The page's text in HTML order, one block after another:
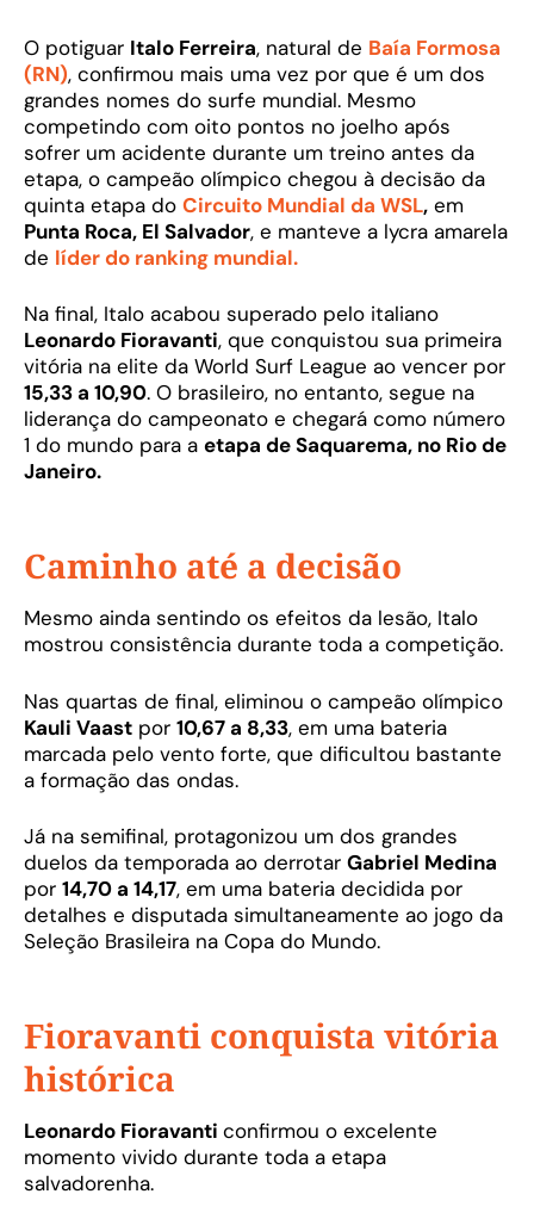
O potiguar Italo Ferreira, natural de Baía Formosa
(RN), confirmou mais uma vez por que é um dos
grandes nomes do surfe mundial. Mesmo
competindo com oito pontos no joelho após
sofrer um acidente durante um treino antes da
etapa, o campeão olímpico chegou à decisão da
quinta etapa do Circuito Mundial da WSL, em
Punta Roca, El Salvador, e manteve a lycra amarela
de líder do ranking mundial.
Na final, Italo acabou superado pelo italiano
Leonardo Fioravanti, que conquistou sua primeira
vitória na elite da World Surf League ao vencer por
15,33 a 10,90. O brasileiro, no entanto, segue na
liderança do campeonato e chegará como número
1 do mundo para a etapa de Saquarema, no Rio de
Janeiro.
Caminho até a decisão
Mesmo ainda sentindo os efeitos da lesão, Italo
mostrou consistência durante toda a competição.
Nas quartas de final, eliminou o campeão olímpico
Kauli Vaast por 10,67 a 8,33, em uma bateria
marcada pelo vento forte, que dificultou bastante
a formação das ondas.
Já na semifinal, protagonizou um dos grandes
duelos da temporada ao derrotar Gabriel Medina
por 14,70 a 14,17, em uma bateria decidida por
detalhes e disputada simultaneamente ao jogo da
Seleção Brasileira na Copa do Mundo.
Fioravanti conquista vitória
histórica
Leonardo Fioravanti confirmou o excelente
momento vivido durante toda a etapa
salvadorenha.